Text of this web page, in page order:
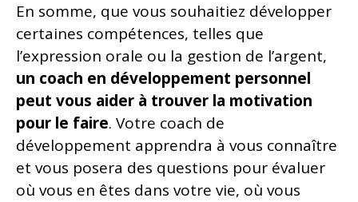
En somme, que vous souhaitiez développer
certaines compétences, telles que
l’expression orale ou la gestion de l’argent,
un coach en développement personnel
peut vous aider à trouver la motivation
pour le faire. Votre coach de
développement apprendra à vous connaître
et vous posera des questions pour évaluer
où vous en êtes dans votre vie, où vous